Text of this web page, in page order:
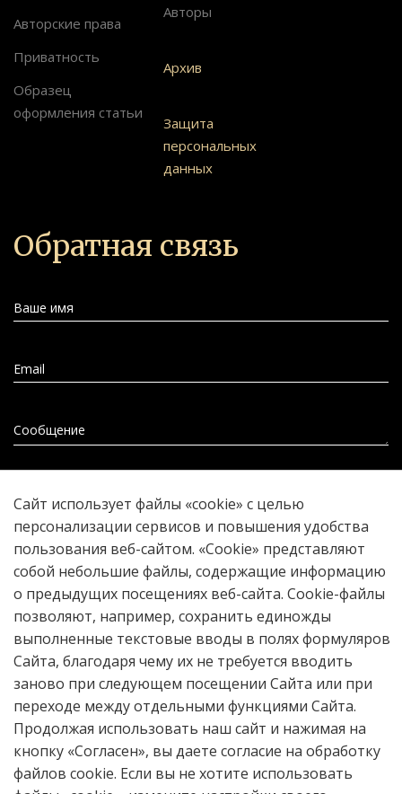
Авторские права
Приватность
Образец
оформления статьи
Авторы
Архив
Защита
персональных
данных
Обратная связь
Ваше имя
Email
Сообщение
Прикрепить файл
© 2026 Historia provinciae – журнал
региональной историиЧереповецкий
Государственный Университет
16+
Контент доступен под лицензией
Creative Commons Attribution 4.0
Сайт использует файлы «cookie» с целью
персонализации сервисов и повышения удобства
пользования веб-сайтом. «Cookie» представляют
собой небольшие файлы, содержащие информацию
о предыдущих посещениях веб-сайта. Cookie-файлы
позволяют, например, сохранить единожды
выполненные текстовые вводы в полях формуляров
Сайта, благодаря чему их не требуется вводить
заново при следующем посещении Сайта или при
переходе между отдельными функциями Сайта.
Продолжая использовать наш сайт и нажимая на
кнопку «Согласен», вы даете согласие на обработку
файлов cookie. Если вы не хотите использовать